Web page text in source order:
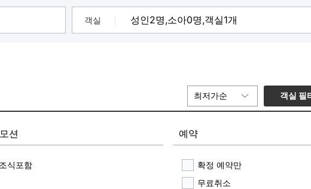
객실
최저가순 객실 필
션
조식포함
예약
확정 예약만
무료취소